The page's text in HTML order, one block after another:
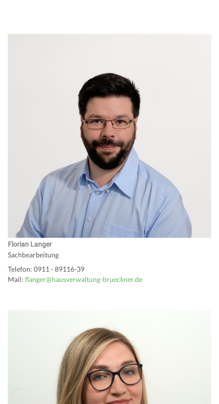
Florian Langer
Sachbearbeitung
Telefon: 0911 - 89116-39
Mail: flanger@hausverwaltung-brueckner.de